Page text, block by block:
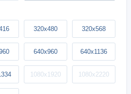
320x480 320x568
640x960 640x1136
1080x1920 1080x2220